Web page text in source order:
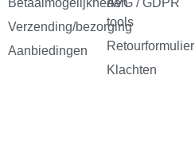
o
k
r
a
e
s
t
e
Verzending/bezorging
Aanbiedingen
tools
Retourformulier
Klachten